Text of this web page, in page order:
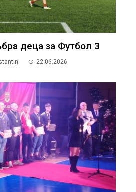
деца за Футбол 3
22.06.2026